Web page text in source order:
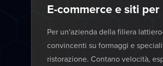
E-commerce e siti
Per un'azienda della filiera
convincenti su formaggi e
ristorazione. Contano velocità,